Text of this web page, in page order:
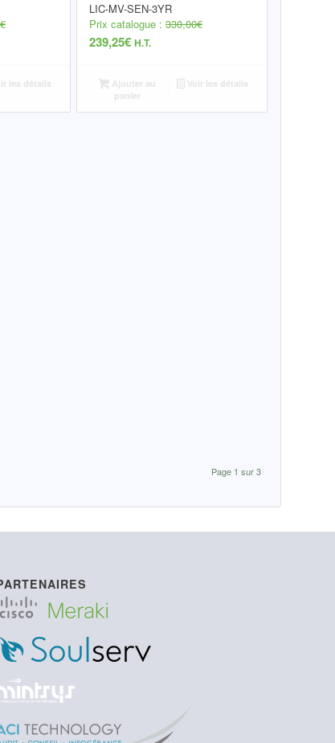
€
les détails
LIC-MV-SEN-3YR
Prix catalogue : 330,00€
239,25€ H.T.
Ajouter au
panier
Voir les détails
Page 1 sur 3